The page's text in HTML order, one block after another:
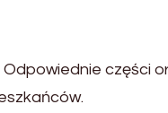
części